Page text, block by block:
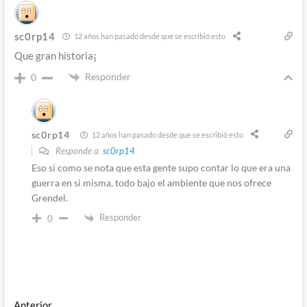
sc0rp14 12 años han pasado desde que se escribió esto
Que gran historia¡
0 Responder
sc0rp14 12 años han pasado desde que se escribió esto
Responde a sc0rp14
Eso si como se nota que esta gente supo contar lo que era una
guerra en si misma, todo bajo el ambiente que nos ofrece
Grendel.
0 Responder
Entrada